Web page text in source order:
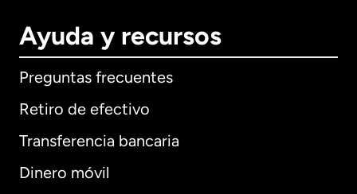
Ayuda y recursos
Preguntas frecuentes
Retiro de efectivo
Transferencia bancaria
Dinero móvil